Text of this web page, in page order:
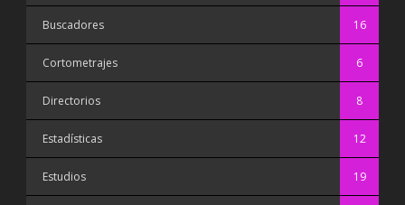
Buscadores 16
Cortometrajes 6
Directorios 8
Estadísticas 12
Estudios 19